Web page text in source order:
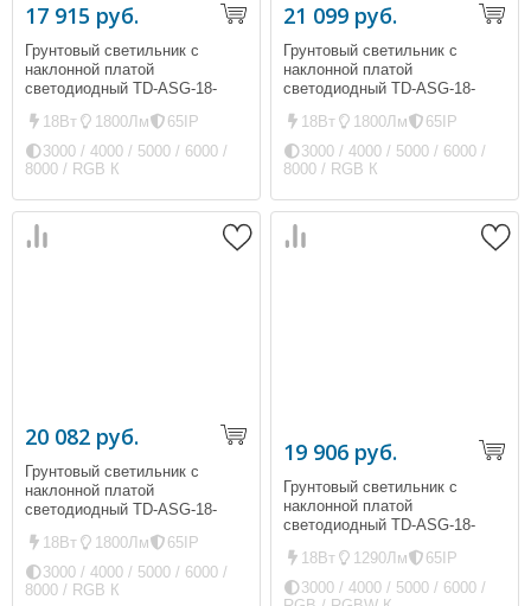
17 915 руб.
Грунтовый светильник с
наклонной платой
светодиодный TD-ASG-18-
18Вт
1800Лм
65IP
3000 / 4000 / 5000 / 6000 /
8000 / RGB К
21 099 руб.
Грунтовый светильник с
наклонной платой
светодиодный TD-ASG-18-
18Вт
1800Лм
65IP
3000 / 4000 / 5000 / 6000 /
8000 / RGB К
20 082 руб.
Грунтовый светильник с
наклонной платой
светодиодный TD-ASG-18-
18Вт
1800Лм
65IP
3000 / 4000 / 5000 / 6000 /
8000 / RGB К
19 906 руб.
Грунтовый светильник с
наклонной платой
светодиодный TD-ASG-18-
18Вт
1290Лм
65IP
3000 / 4000 / 5000 / 6000 /